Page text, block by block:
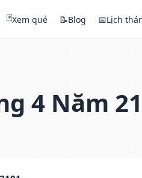
🃏Xem quẻ 📝Blog 📅Lịch
4 Năm